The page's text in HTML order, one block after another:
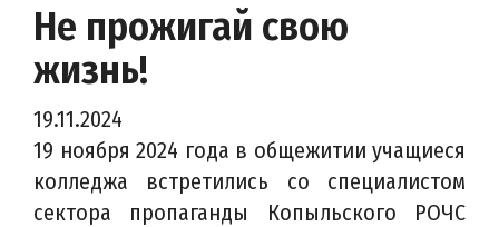
Не прожигай свою
жизнь!
19.11.2024
19 ноября 2024 года в общежитии учащиеся
колледжа встретились со специалистом
сектора пропаганды Копыльского РОЧС